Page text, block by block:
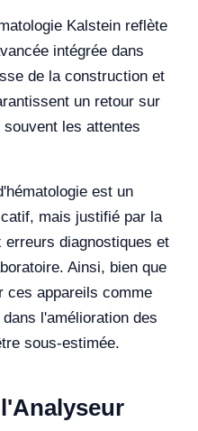
Kalstein reflète
intégrée dans
de la construction et
un retour sur
les attentes
est un
mais justifié par la
diagnostiques et
Ainsi, bien que
ces appareils comme
l'amélioration des
sous-estimée.